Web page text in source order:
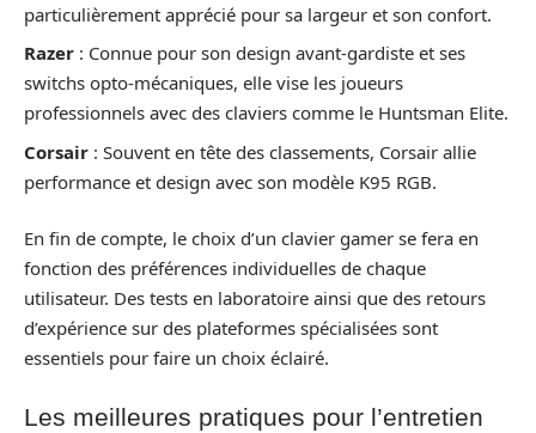
particulièrement apprécié pour sa largeur et son confort.
Razer : Connue pour son design avant-gardiste et ses
switchs opto-mécaniques, elle vise les joueurs
professionnels avec des claviers comme le Huntsman Elite.
Corsair : Souvent en tête des classements, Corsair allie
performance et design avec son modèle K95 RGB.
En fin de compte, le choix d’un clavier gamer se fera en
fonction des préférences individuelles de chaque
utilisateur. Des tests en laboratoire ainsi que des retours
d’expérience sur des plateformes spécialisées sont
essentiels pour faire un choix éclairé.
Les meilleures pratiques pour l’entretien